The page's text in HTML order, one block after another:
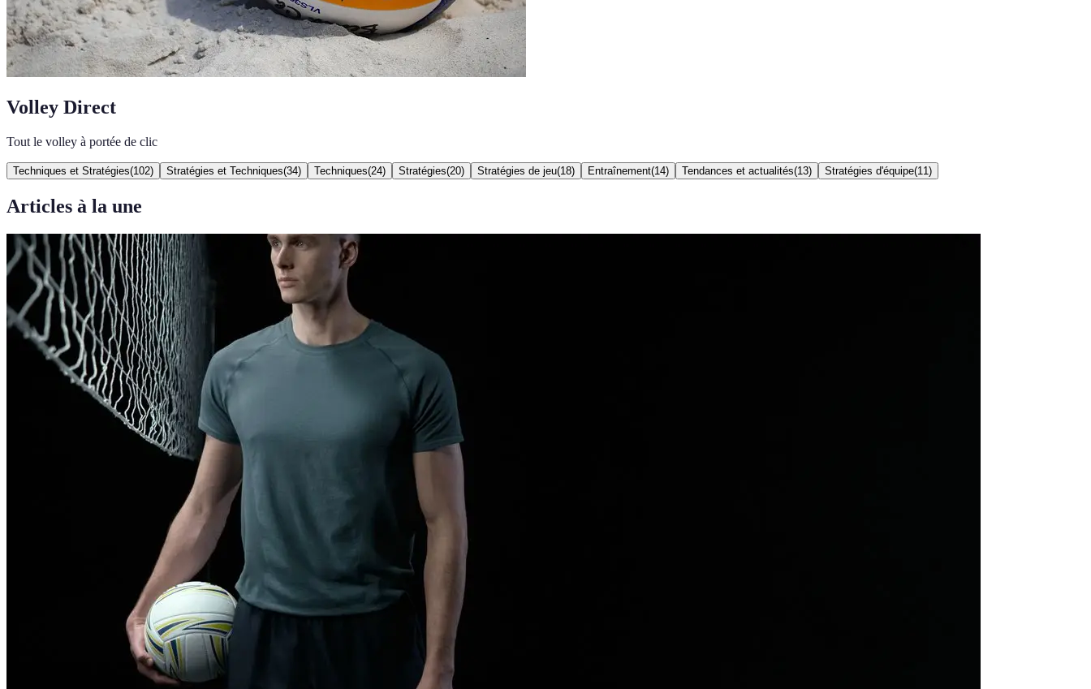
Volley Direct
Tout le volley à portée de clic
Techniques et Stratégies(102) Stratégies et Techniques(34) Techniques(24) Stratégies(20) Stratégies de jeu(18) Entraînement(14) Tendances et actualités(13) Stratégies d'équipe(11 )
Articles à la une